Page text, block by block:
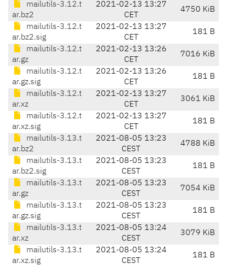
mailutils-3.12.t
ar.bz2
2021-02-13 13:27
CET
4750 KiB
mailutils-3.12.t
ar.bz2.sig
2021-02-13 13:27
CET
181 B
mailutils-3.12.t
ar.gz
2021-02-13 13:26
CET
7016 KiB
mailutils-3.12.t
ar.gz.sig
2021-02-13 13:26
CET
181 B
mailutils-3.12.t
ar.xz
2021-02-13 13:27
CET
3061 KiB
mailutils-3.12.t
ar.xz.sig
2021-02-13 13:27
CET
181 B
mailutils-3.13.t
ar.bz2
2021-08-05 13:23
CEST
4788 KiB
mailutils-3.13.t
ar.bz2.sig
2021-08-05 13:23
CEST
181 B
mailutils-3.13.t
ar.gz
2021-08-05 13:23
CEST
7054 KiB
mailutils-3.13.t
ar.gz.sig
2021-08-05 13:23
CEST
181 B
mailutils-3.13.t
ar.xz
2021-08-05 13:24
CEST
3079 KiB
mailutils-3.13.t
ar.xz.sig
2021-08-05 13:24
CEST
181 B